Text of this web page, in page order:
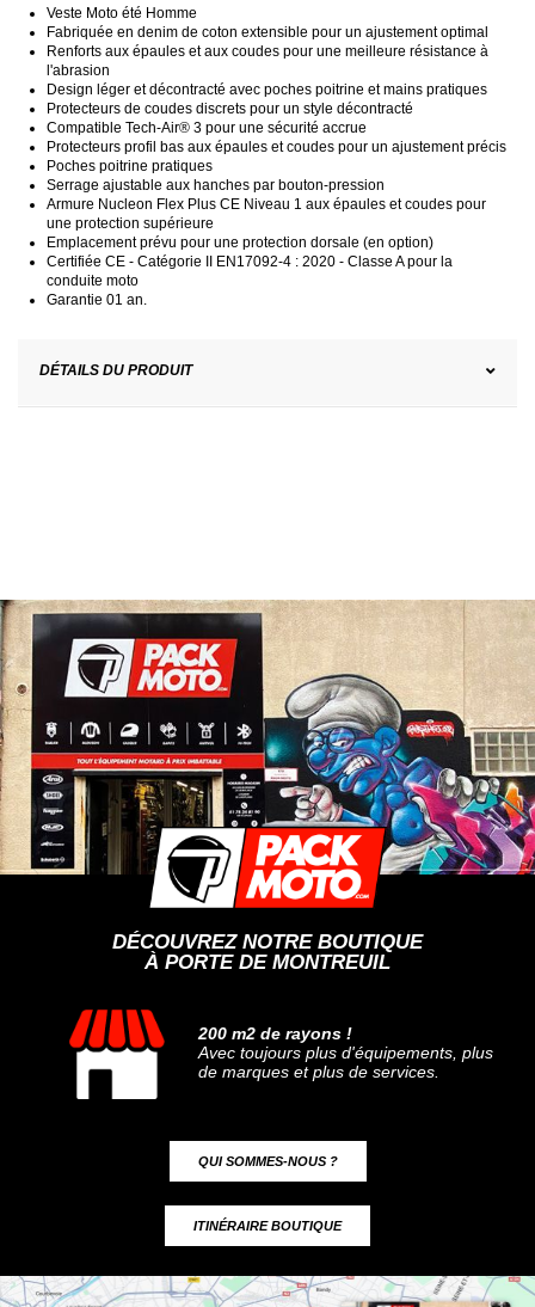
Veste Moto été Homme
Fabriquée en denim de coton extensible pour un ajustement optimal
Renforts aux épaules et aux coudes pour une meilleure résistance à
l'abrasion
Design léger et décontracté avec poches poitrine et mains pratiques
Protecteurs de coudes discrets pour un style décontracté
Compatible Tech-Air® 3 pour une sécurité accrue
Protecteurs profil bas aux épaules et coudes pour un ajustement précis
Poches poitrine pratiques
Serrage ajustable aux hanches par bouton-pression
Armure Nucleon Flex Plus CE Niveau 1 aux épaules et coudes pour
une protection supérieure
Emplacement prévu pour une protection dorsale (en option)
Certifiée CE - Catégorie II EN17092-4 : 2020 - Classe A pour la
conduite moto
Garantie 01 an.
DÉTAILS DU PRODUIT
DÉCOUVREZ NOTRE BOUTIQUE
À PORTE DE MONTREUIL
200 m2 de rayons !
Avec toujours plus d'équipements, plus
de marques et plus de services.
QUI SOMMES-NOUS ?
ITINÉRAIRE BOUTIQUE